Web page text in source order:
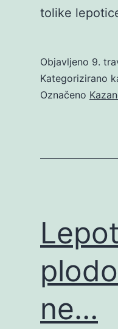
tolike
Objavljeno 9.
Kategorizirano
Označeno
ne…